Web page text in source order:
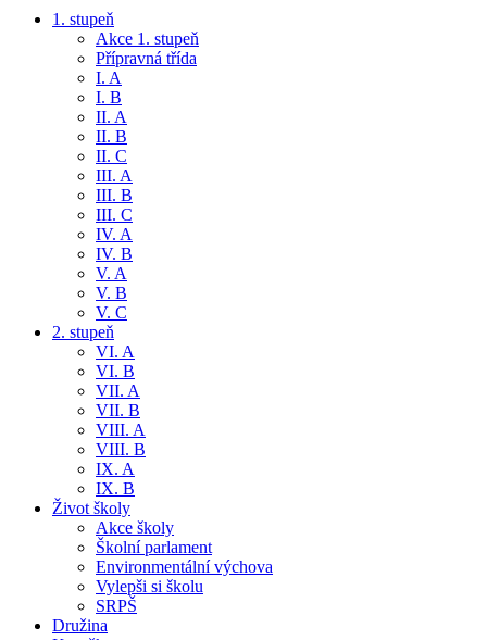
1. stupeň
Akce 1. stupeň
Přípravná třída
I. A
I. B
II. A
II. B
II. C
III. A
III. B
III. C
IV. A
IV. B
V. A
V. B
V. C
2. stupeň
VI. A
VI. B
VII. A
VII. B
VIII. A
VIII. B
IX. A
IX. B
Život školy
Akce školy
Školní parlament
Environmentální výchova
Vylepši si školu
SRPŠ
Družina